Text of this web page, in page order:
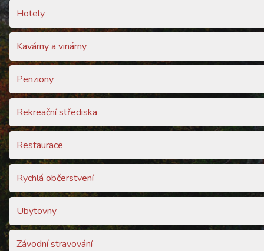
Hotely
Kavárny a vinárny
Penziony
Rekreační střediska
Restaurace
Rychlá občerstvení
Ubytovny
Závodní stravování